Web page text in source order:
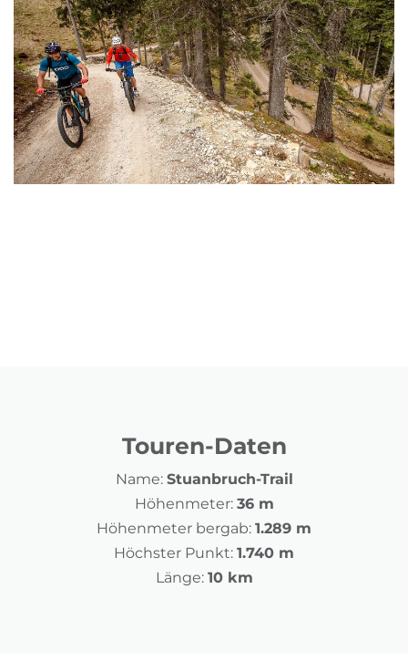
Touren-Daten
Name: Stuanbruch-Trail
Höhenmeter: 36 m
Höhenmeter bergab: 1.289 m
Höchster Punkt: 1.740 m
Länge: 10 km